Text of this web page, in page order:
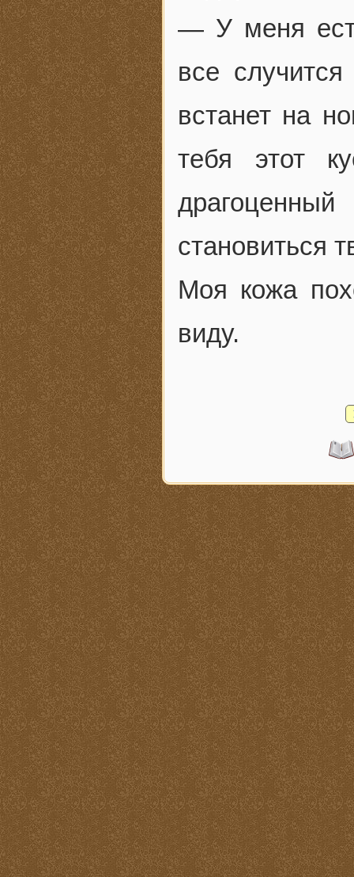
— У меня
все
встанет на
тебя этот
становиться
Моя кожа
виду.